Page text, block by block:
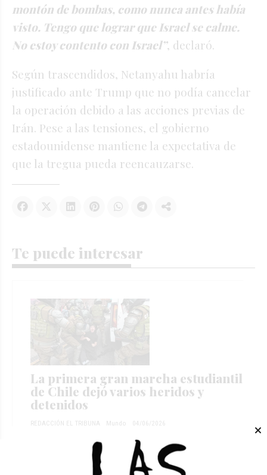
montón de bombas, como nunca antes había
visto. Tengo que lograr que Israel se calme.
No estoy contento con Israel”, declaró.
Según trascendidos, Netanyahu habría
justificado ante Trump que no podía cancelar
la operación debido a las acciones previas de
Irán. Pese a las tensiones, el gobierno
estadounidense mantiene la expectativa de
que la tregua pueda reencauzarse.
Te puede interesar
La primera gran marcha estudiantil
de Chile dejó varios heridos y
detenidos
REDACCIÓN EL TRIBUNA Mundo 04/06/2026